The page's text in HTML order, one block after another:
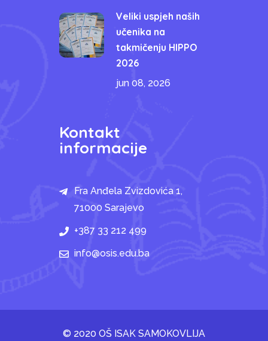
Veliki uspjeh naših
učenika na
takmičenju HIPPO
2026
jun 08, 2026
Kontakt
informacije
Fra Anđela Zvizdovića 1,
71000 Sarajevo
+387 33 212 499
info@osis.edu.ba
© 2020 OŠ ISAK SAMOKOVLIJA